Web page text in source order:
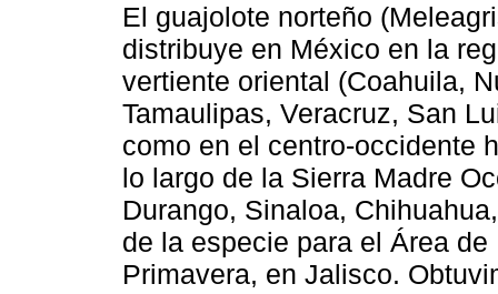
El guajolote norteño
distribuye en México en la
vertiente oriental (Coahuila,
Tamaulipas, Veracruz, San
como en el centro-occidente
lo largo de la Sierra Madre
Durango, Sinaloa,
de la especie para el Área
Primavera, en Jalisco.